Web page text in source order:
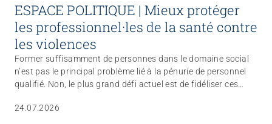
ESPACE POLITIQUE | Mieux protéger
les professionnel·les de la santé contre
les violences
Former suffisamment de personnes dans le domaine social
n’est pas le principal problème lié à la pénurie de personnel
qualifié. Non, le plus grand défi actuel est de fidéliser ces
24.07.2026